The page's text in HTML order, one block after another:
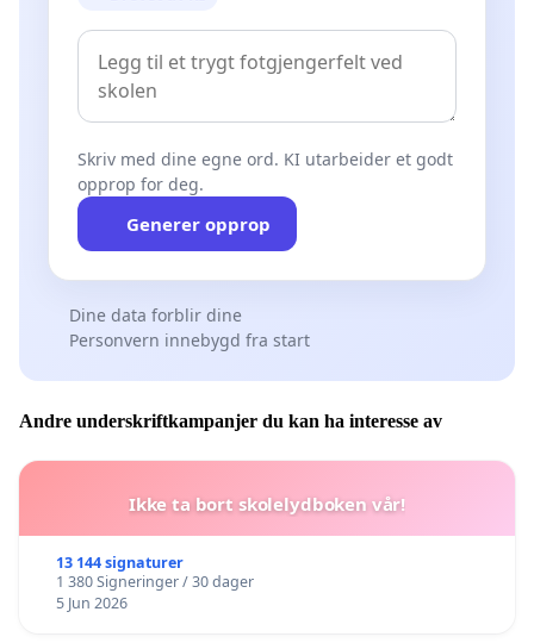
Skriv med dine egne ord. KI utarbeider et godt
opprop for deg.
Generer opprop
Dine data forblir dine
Personvern innebygd fra start
Andre underskriftkampanjer du kan ha interesse av
Ikke ta bort skolelydboken vår!
13 144 signaturer
1 380 Signeringer / 30 dager
5 Jun 2026